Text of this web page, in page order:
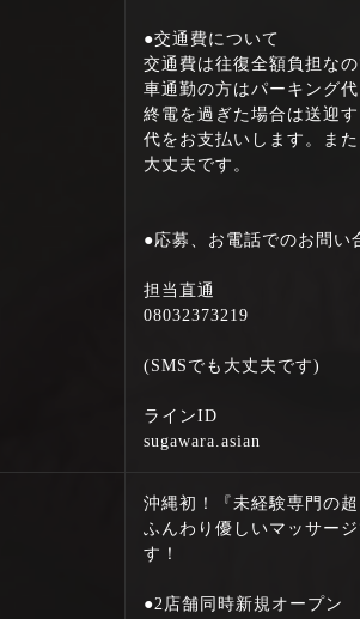
●交通費について
交通費は往復全額負担な
車通勤の方はパーキング
終電を過ぎた場合は送迎
代をお支払いします。ま
大丈夫です。
●応募、お電話でのお問い
担当直通
08032373219
(SMSでも大丈夫です)
ラインID
sugawara.asian
沖縄初！『未経験専門の超
ふんわり優しいマッサー
す！
●2店舗同時新規オープン